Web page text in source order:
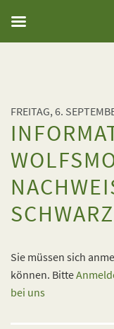
FREITAG, 6.
Sie müssen sich
können. Bitte
bei uns